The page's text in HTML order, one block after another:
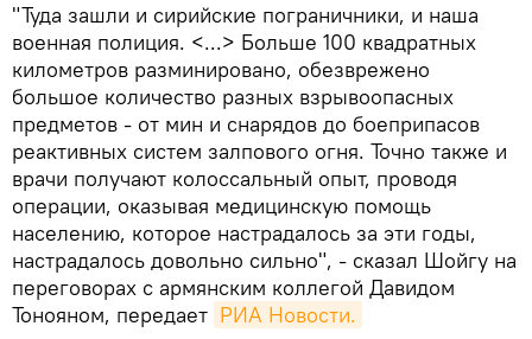
"Туда зашли и сирийские пограничники, и наша
военная полиция. <...> Больше 100 квадратных
километров разминировано, обезврежено
большое количество разных взрывоопасных
предметов - от мин и снарядов до боеприпасов
реактивных систем залпового огня. Точно также и
врачи получают колоссальный опыт, проводя
операции, оказывая медицинскую помощь
населению, которое настрадалось за эти годы,
настрадалось довольно сильно", - сказал Шойгу на
переговорах с армянским коллегой Давидом
Тонояном, передает РИА Новости.